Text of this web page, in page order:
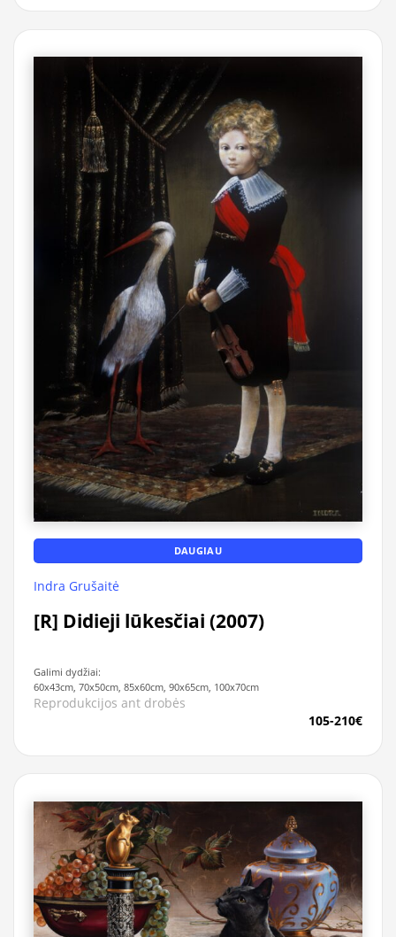
DAUGIAU
Indra Grušaitė
[R] Didieji lūkesčiai (2007)
Galimi dydžiai:
60x43cm, 70x50cm, 85x60cm, 90x65cm, 100x70cm
Reprodukcijos ant drobės
105-210€